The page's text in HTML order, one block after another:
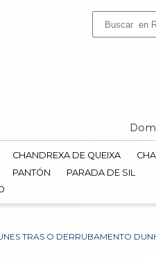
CHANDREXA DE QUEIXA
PANTÓN
PARADA DE SIL
TRAS O DERRUBAMENTO